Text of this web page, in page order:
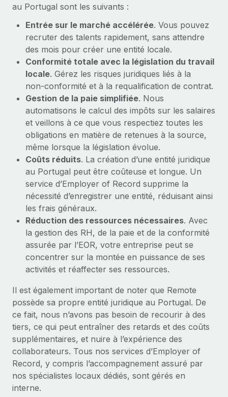
au Portugal sont les suivants :
Entrée sur le marché accélérée. Vous pouvez
recruter des talents rapidement, sans attendre
des mois pour créer une entité locale.
Conformité totale avec la législation du travail
locale. Gérez les risques juridiques liés à la
non‑conformité et à la requalification de contrat.
Gestion de la paie simplifiée. Nous
automatisons le calcul des impôts sur les salaires
et veillons à ce que vous respectiez toutes les
obligations en matière de retenues à la source,
même lorsque la législation évolue.
Coûts réduits. La création d’une entité juridique
au Portugal peut être coûteuse et longue. Un
service d’Employer of Record supprime la
nécessité d’enregistrer une entité, réduisant ainsi
les frais généraux.
Réduction des ressources nécessaires. Avec
la gestion des RH, de la paie et de la conformité
assurée par l’EOR, votre entreprise peut se
concentrer sur la montée en puissance de ses
activités et réaffecter ses ressources.
Il est également important de noter que Remote
possède sa propre entité juridique au Portugal. De
ce fait, nous n’avons pas besoin de recourir à des
tiers, ce qui peut entraîner des retards et des coûts
supplémentaires, et nuire à l’expérience des
collaborateurs. Tous nos services d’Employer of
Record, y compris l’accompagnement assuré par
nos spécialistes locaux dédiés, sont gérés en
interne.